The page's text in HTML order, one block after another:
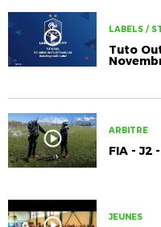
LABELS /
Tuto
ARBITRE
FIA - J2
JEUNES